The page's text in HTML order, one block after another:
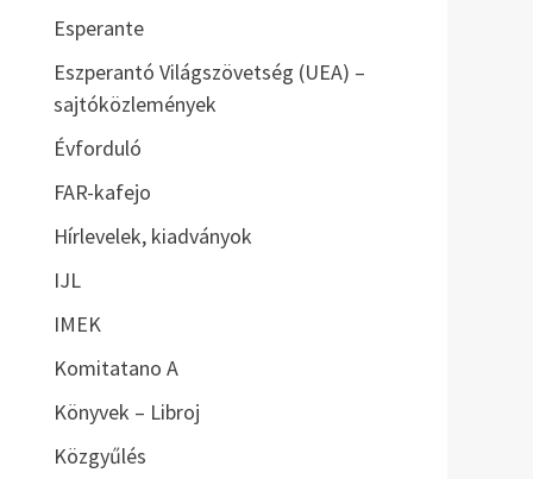
Esperante
Eszperantó Világszövetség (UEA) –
sajtóközlemények
Évforduló
FAR-kafejo
Hírlevelek, kiadványok
IJL
IMEK
Komitatano A
Könyvek – Libroj
Közgyűlés